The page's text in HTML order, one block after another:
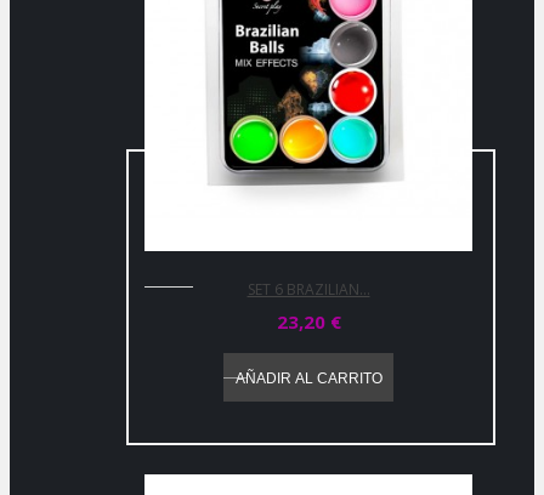
SET 6 BRAZILIAN...
23,20 €
AÑADIR AL CARRITO